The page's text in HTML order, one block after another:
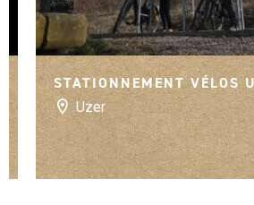
laurence
STATIONNEMENT VÉLOS
Uzer